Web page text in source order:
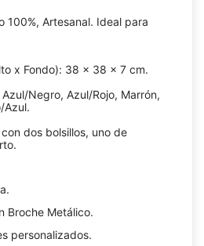
100%, Artesanal. Ideal para
x Fondo): 38 x 38 x 7 cm.
Negro, Azul/Rojo, Marrón,
Azul.
dos bolsillos, uno de
Broche Metálico.
personalizados.